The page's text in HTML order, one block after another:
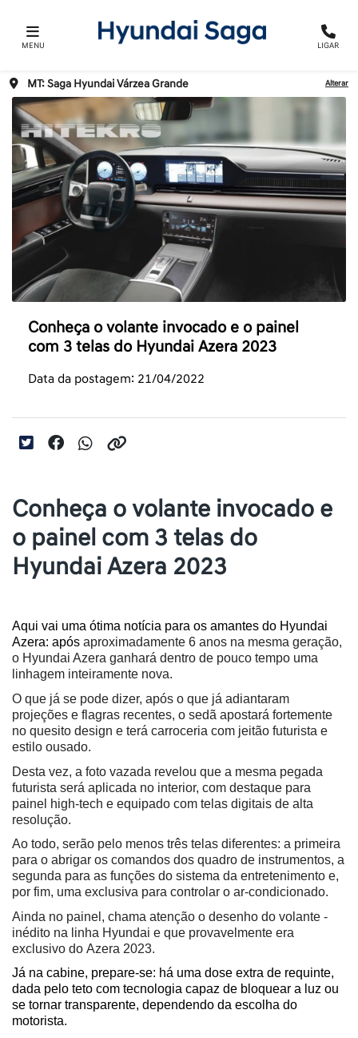
MENU LIGAR
MT: Saga Hyundai Várzea Grande Alterar
Conheça o volante invocado e o painel
com 3 telas do Hyundai Azera 2023
Data da postagem: 21/04/2022
Conheça o volante invocado e
o painel com 3 telas do
Hyundai Azera 2023
Aqui vai uma ótima notícia para os amantes do Hyundai
Azera: após aproximadamente 6 anos na mesma geração,
o Hyundai Azera ganhará dentro de pouco tempo uma
linhagem inteiramente nova.
O que já se pode dizer, após o que já adiantaram
projeções e flagras recentes, o sedã apostará fortemente
no quesito design e terá carroceria com jeitão futurista e
estilo ousado.
Desta vez, a foto vazada revelou que a mesma pegada
futurista será aplicada no interior, com destaque para
painel high-tech e equipado com telas digitais de alta
resolução.
Ao todo, serão pelo menos três telas diferentes: a primeira
para o abrigar os comandos dos quadro de instrumentos, a
segunda para as funções do sistema da entretenimento e,
por fim, uma exclusiva para controlar o ar-condicionado.
Ainda no painel, chama atenção o desenho do volante -
inédito na linha Hyundai e que provavelmente era
exclusivo do Azera 2023.
Já na cabine, prepare-se: há uma dose extra de requinte,
dada pelo teto com tecnologia capaz de bloquear a luz ou
se tornar transparente, dependendo da escolha do
motorista.